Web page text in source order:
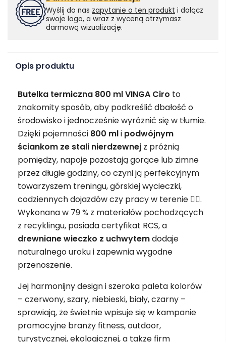
Wyślij do nas zapytanie o ten produkt i dołącz
swoje logo, a wraz z wyceną otrzymasz
darmową wizualizację.
Opis produktu
Butelka termiczna 800 ml VINGA Ciro to
znakomity sposób, aby podkreślić dbałość o
środowisko i jednocześnie wyróżnić się w tłumie.
Dzięki pojemności 800 mli podwójnym
ściankom ze stali nierdzewnej z próżnią
pomiędzy, napoje pozostają gorące lub zimne
przez długie godziny, co czyni ją perfekcyjnym
towarzyszem treningu, górskiej wycieczki,
codziennych dojazdów czy pracy w terenie 🚴‍♂️.
Wykonana w 79 % z materiałów pochodzących
z recyklingu, posiada certyfikat RCS, a
drewniane wieczko z uchwytemdodaje
naturalnego uroku i zapewnia wygodne
przenoszenie.
Jej harmonijny design i szeroka paleta kolorów
– czerwony, szary, niebieski, biały, czarny –
sprawiają, że świetnie wpisuje się w kampanie
promocyjne branży fitness, outdoor,
turystycznej, ekologicznej, a także firm